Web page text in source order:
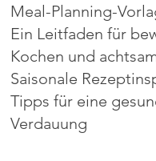
Meal-Planning-
Ein Leitfaden für
Kochen und
Saisonale
Tipps für eine
Verdauung